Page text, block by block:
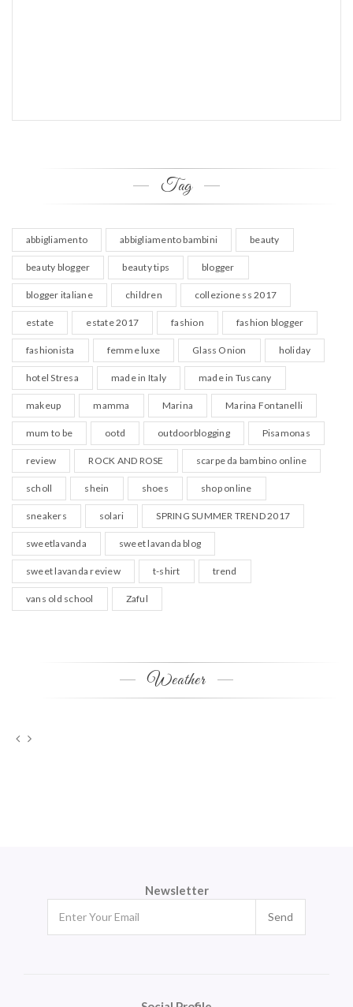
Tag
abbigliamento abbigliamento bambini beauty
beauty blogger beauty tips blogger
blogger italiane children collezione ss 2017
estate estate 2017 fashion fashion blogger
fashionista femme luxe Glass Onion holiday
hotel Stresa made in Italy made in Tuscany
makeup mamma Marina Marina Fontanelli
mum to be ootd outdoorblogging Pisamonas
review ROCK AND ROSE scarpe da bambino online
scholl shein shoes shop online
sneakers solari SPRING SUMMER TREND 2017
sweetlavanda sweet lavanda blog
sweet lavanda review t-shirt trend
vans old school Zaful
Weather
Newsletter
Send